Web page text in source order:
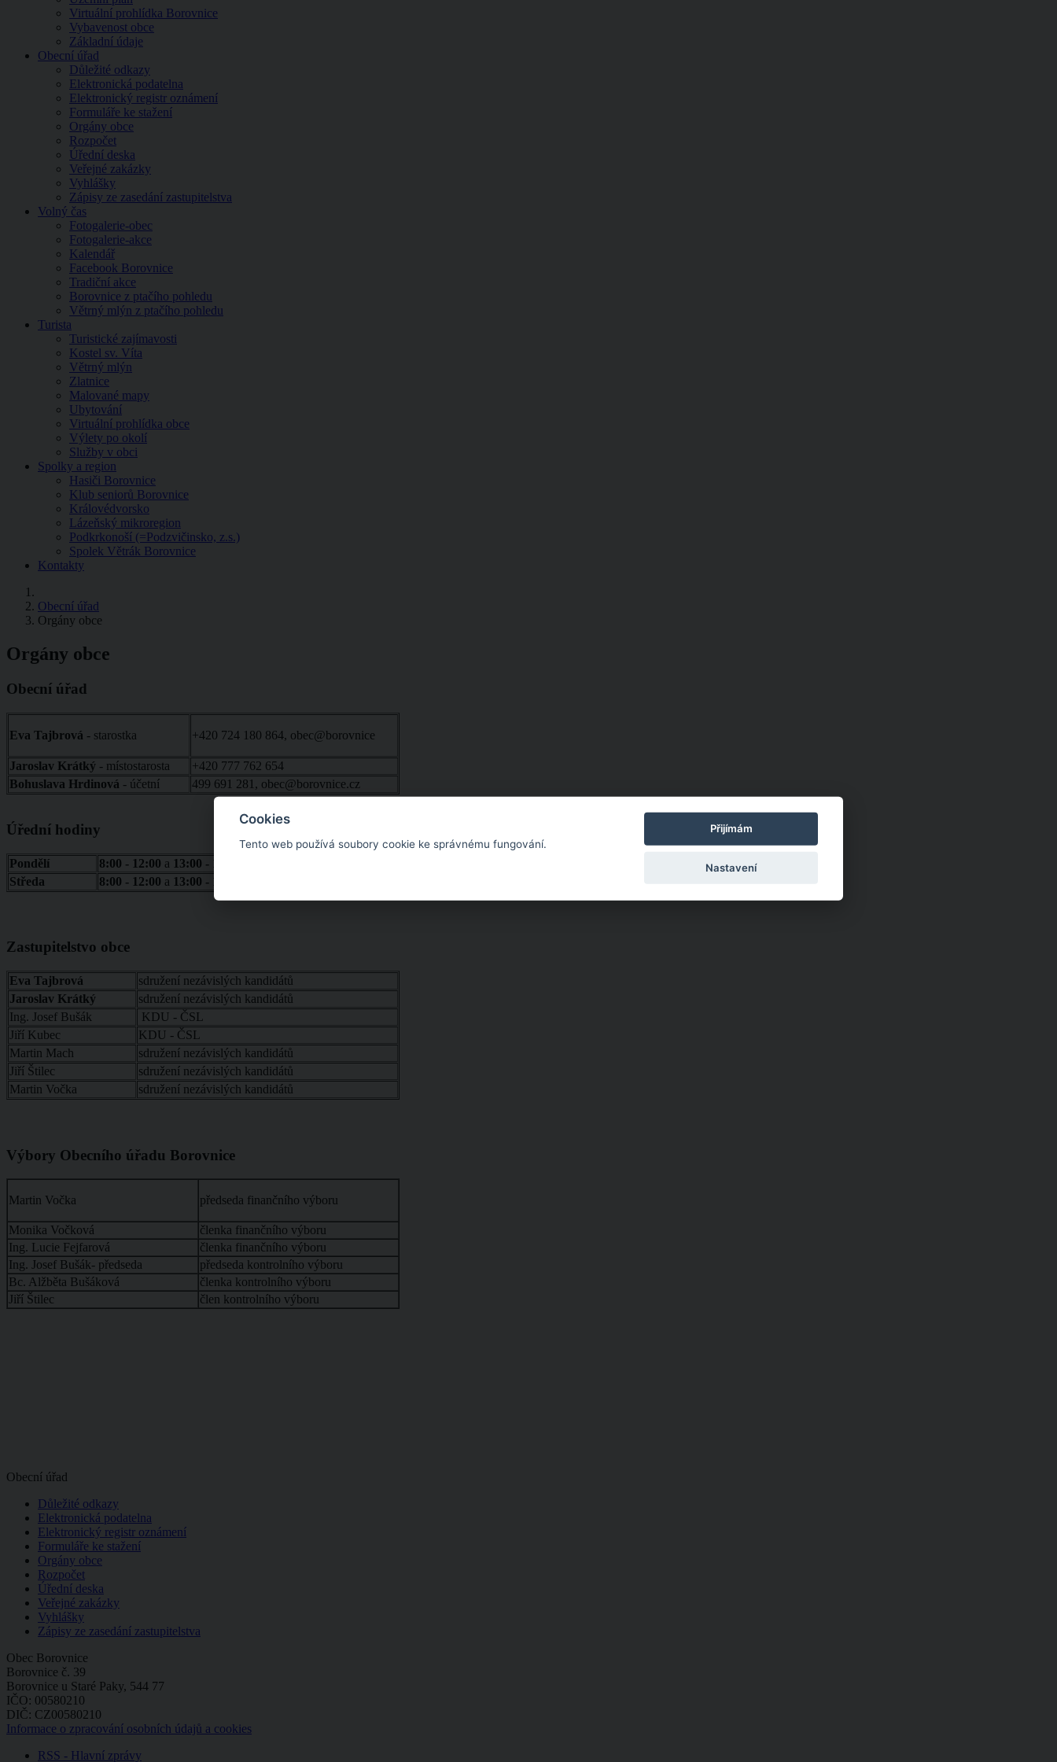
Virtuální prohlídka Borovnice
Vybavenost obce
Základní údaje
Obecní úřad
Důležité odkazy
Elektronická podatelna
Elektronický registr oznámení
Formuláře ke stažení
Orgány obce
Rozpočet
Úřední deska
Veřejné zakázky
Vyhlášky
Zápisy ze zasedání zastupitelstva
Volný čas
Fotogalerie-obec
Fotogalerie-akce
Kalendář
Facebook Borovnice
Tradiční akce
Borovnice z ptačího pohledu
Větrný mlýn z ptačího pohledu
Turista
Turistické zajímavosti
Kostel sv. Víta
Větrný mlýn
Zlatnice
Malované mapy
Ubytování
Virtuální prohlídka obce
Výlety po okolí
Služby v obci
Spolky a region
Hasiči Borovnice
Klub seniorů Borovnice
Královédvorsko
Lázeňský mikroregion
Podkrkonoší (=Podzvičinsko, z.s.)
Spolek Větrák Borovnice
Kontakty
Obecní úřad
Orgány obce
Orgány obce
Obecní úřad
Eva Tajbrová - starostka +420 724 180 864, obec@borovnice
Jaroslav Krátký - místostarosta
+420 777 762 654
Bohuslava Hrdinová - účetní 499 691 281, obec@borovnice.cz
Úřední hodiny
Pondělí 8:00 - 12:00 a 13:00 - 17:00
Středa
8:00 - 12:00 a 13:00 - 17:00
Zastupitelstvo obce
Eva Tajbrová
sdružení nezávislých kandidátů
Jaroslav Krátký
sdružení nezávislých kandidátů
Ing. Josef Bušák
KDU - ČSL
Jiří Kubec
KDU - ČSL
Martin Mach
sdružení nezávislých kandidátů
Jiří Štilec
sdružení nezávislých kandidátů
Martin Vočka
sdružení nezávislých kandidátů
Výbory Obecního úřadu Borovnice
Martin Vočka předseda finančního výboru
Monika Vočková
členka finančního výboru
Ing. Lucie Fejfarová
členka finančního výboru
Ing. Josef Bušák- předseda
předseda kontrolního výboru
Bc. Alžběta Bušáková
členka kontrolního výboru
Jiří Štilec
člen kontrolního výboru
Obecní úřad
Důležité odkazy
Elektronická podatelna
Elektronický registr oznámení
Formuláře ke stažení
Orgány obce
Rozpočet
Úřední deska
Veřejné zakázky
Vyhlášky
Zápisy ze zasedání zastupitelstva
Obec Borovnice
Borovnice č. 39
Borovnice u Staré Paky, 544 77
IČO: 00580210
DIČ: CZ00580210
Informace o zpracování osobních údajů a cookies
RSS - Hlavní zprávy
Cookies
Tento web používá soubory cookie ke správnému fungování.
Přijímám
Nastavení